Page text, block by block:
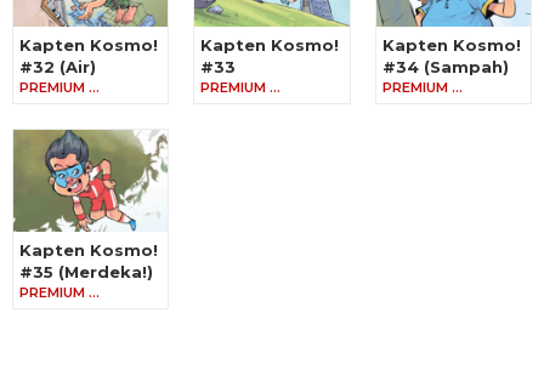
Kapten Kosmo!
#32 (Air)
PREMIUM …
Kapten Kosmo!
#33
PREMIUM …
Kapten Kosmo!
#34 (Sampah)
PREMIUM …
Kapten Kosmo!
#35 (Merdeka!)
PREMIUM …